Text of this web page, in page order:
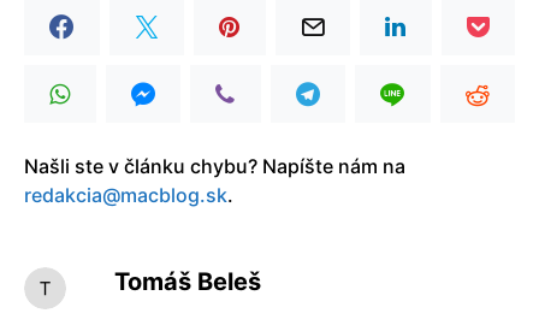
Našli ste v článku chybu? Napíšte nám na
redakcia@macblog.sk.
Tomáš Beleš